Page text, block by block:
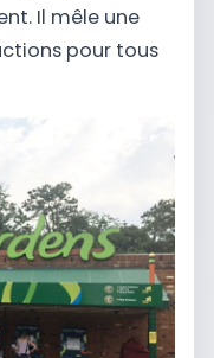
Il mêle une
pour tous